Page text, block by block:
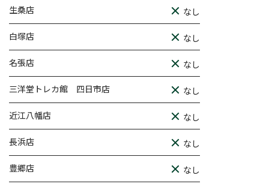
生桑店 なし
白塚店 なし
名張店 なし
三洋堂トレカ館 四日市店 なし
近江八幡店 なし
長浜店 なし
豊郷店 なし